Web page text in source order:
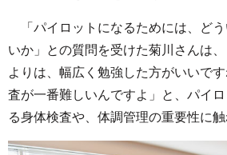
「パイロットになるためには、どう
いか」との質問を受けた菊川さんは
よりは、幅広く勉強した方がいいで
査が一番難しいんですよ」と、パイ
る身体検査や、体調管理の重要性に触